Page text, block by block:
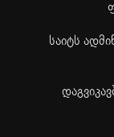
საიტს